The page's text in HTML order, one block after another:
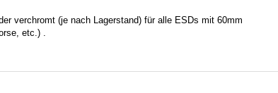
verchromt (je nach Lagerstand) für alle ESDs mit 60mm
etc.) .